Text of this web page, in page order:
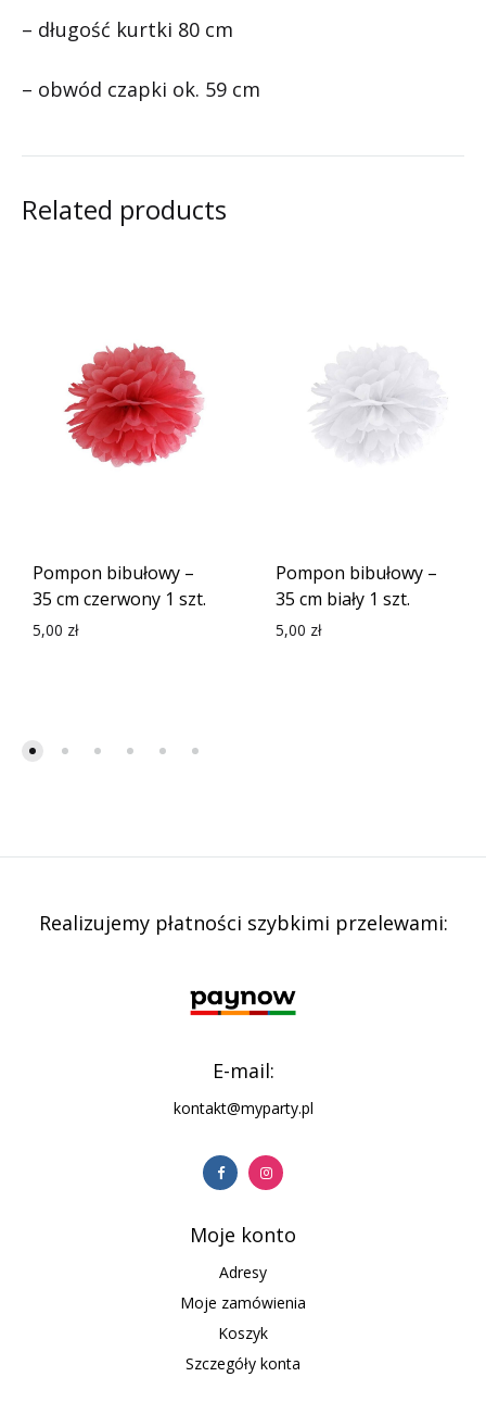
– długość kurtki 80 cm
– obwód czapki ok. 59 cm
Related products
Pompon bibułowy –
35 cm czerwony 1 szt.
5,00 zł
Pompon bibułowy –
35 cm biały 1 szt.
5,00 zł
Realizujemy płatności szybkimi przelewami:
E-mail:
kontakt@myparty.pl
Moje konto
Adresy
Moje zamówienia
Koszyk
Szczegóły konta